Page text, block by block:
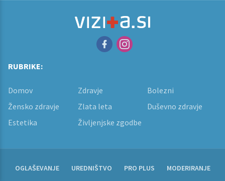
RUBRIKE:
Domov Zdravje
Bolezni
Žensko zdravje
Zlata leta
Duševno zdravje
Estetika
Življenjske zgodbe
OGLAŠEVANJE UREDNIŠTVO PRO PLUS MODERIRANJE